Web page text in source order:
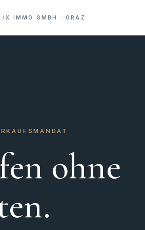
IX IMMO GMBH · GRAZ
ohne